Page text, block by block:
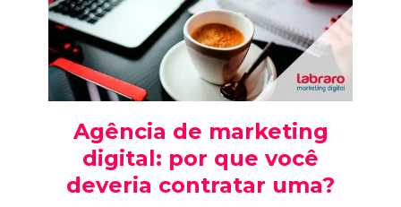
Agência de marketing
digital: por que você
deveria contratar uma?